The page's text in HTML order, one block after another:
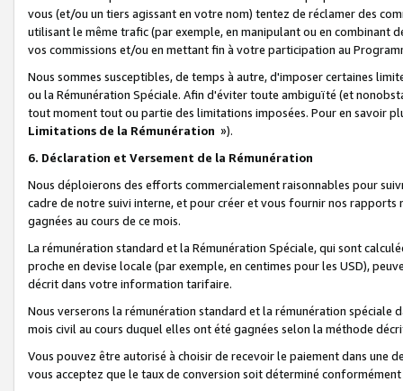
vous (et/ou un tiers agissant en votre nom) tentez de réclamer des
utilisant le même trafic (par exemple, en manipulant ou en combinant
vos commissions et/ou en mettant fin à votre participation au
Nous sommes susceptibles, de temps à autre, d'imposer certaines
ou la Rémunération Spéciale. Afin d'éviter toute ambiguïté (et
tout moment tout ou partie des limitations imposées. Pour en savoir
Limitations de la Rémunération »).
6. Déclaration et Versement de la Rémunération
Nous déploierons des efforts commercialement raisonnables pour
cadre de notre suivi interne, et pour créer et vous fournir nos
gagnées au cours de ce mois.
La rémunération standard et la Rémunération Spéciale, qui sont
proche en devise locale (par exemple, en centimes pour les USD),
décrit dans votre information tarifaire.
Nous verserons la rémunération standard et la rémunération spéciale
mois civil au cours duquel elles ont été gagnées selon la méthode
Vous pouvez être autorisé à choisir de recevoir le paiement dans une
vous acceptez que le taux de conversion soit déterminé